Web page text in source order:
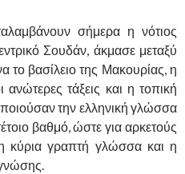
σήμερα η νότιος
Σουδάν, άκμασε μεταξύ
το βασίλειο της Μακουρίας, η
τάξεις και η τοπική
την ελληνική γλώσσα
βαθμό, ώστε για αρκετούς
κύρια γραπτή γλώσσα και η